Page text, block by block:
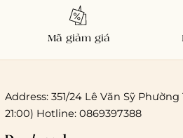
Chi phí giao hàng
Mã giảm giá
Address: 351/24 Lê Văn Sỹ Phường
21:00) Hotline: 0869397388